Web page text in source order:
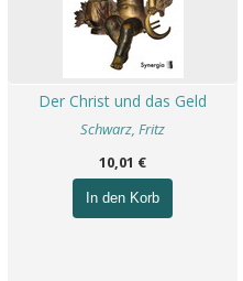
Der Christ und das Geld
Schwarz, Fritz
10,01 €
In den Korb